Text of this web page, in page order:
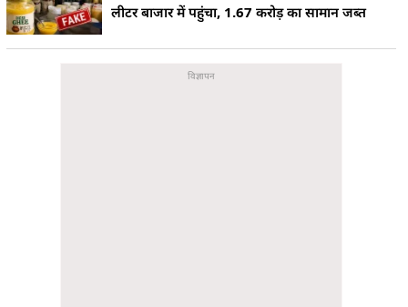
लीटर बाजार में पहुंचा, 1.67 करोड़ का सामान जब्त